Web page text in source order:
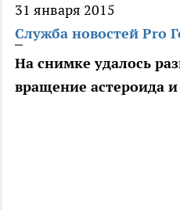
31 января 2015
Служба новостей Pro
На снимке удалось
вращение астероида и